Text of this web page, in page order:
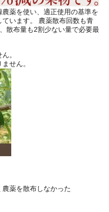
薬を使い、適正使用の基準を
います。 農薬散布回数も青
散布量も2割少ない量で必要最
。
せん。
薬を散布しなかった